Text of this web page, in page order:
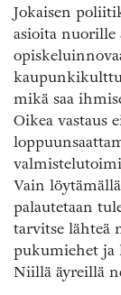
Jokaisen
asioita nuorille
mikä saa
Oikea vastaus
Vain
palautetaan
tarvitse lähteä
pukumiehet ja
Niillä äyreillä